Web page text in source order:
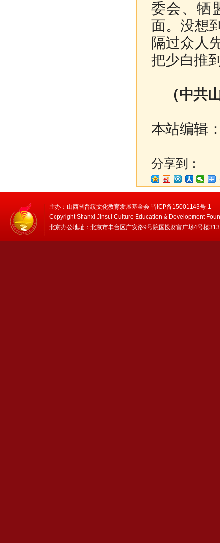
委会、牺
面。没想
隔过众人
把少白推
（中共
本站编辑
分享到：
主办：山西省晋绥文化教育发展基金会 晋ICP备15001143号-1
Copyright Shanxi Jinsui Culture Education & Development
北京办公地址：北京市丰台区广安路9号院国投财富广场4号楼